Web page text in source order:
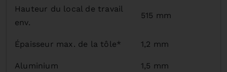
Hauteur du local de travail
env.
515 mm
Épaisseur max. de la tôle* 1,2 mm
Aluminium 1,5 mm